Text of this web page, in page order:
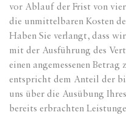
vor Ablauf der Frist von
die unmittelbaren Kosten
Haben Sie verlangt, dass
mit der Ausführung des
einen angemessenen Betrag
entspricht dem Anteil der
uns über die Ausübung
bereits erbrachten